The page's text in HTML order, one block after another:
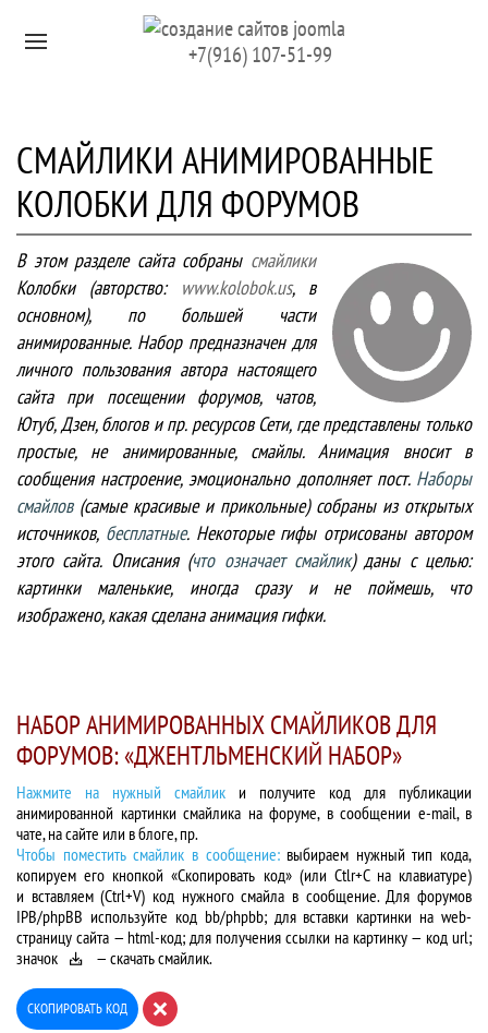
Перейти к содержимому+7(916) 107-51-99
СМАЙЛИКИ АНИМИРОВАННЫЕ
КОЛОБКИ ДЛЯ ФОРУМОВ
В этом разделе сайта собраны смайлики
Колобки (авторство: www.kolobok.us, в
основном), по большей части
анимированные. Набор предназначен для
личного пользования автора настоящего
сайта при посещении форумов, чатов,
Ютуб, Дзен, блогов и пр. ресурсов Сети, где представлены только
простые, не анимированные, смайлы. Анимация вносит в
сообщения настроение, эмоционально дополняет пост. Наборы
смайлов(самые красивые и прикольные) cобраны из открытых
источников, бесплатные. Некоторые гифы отрисованы автором
этого сайта. Описания (что означает смайлик) даны с целью:
картинки маленькие, иногда сразу и не поймешь, что
изображено, какая сделана анимация гифки.
НАБОР АНИМИРОВАННЫХ СМАЙЛИКОВ ДЛЯ
ФОРУМОВ: «ДЖЕНТЛЬМЕНСКИЙ НАБОР»
Нажмите на нужный смайлик и получите код для публикации
анимированной картинки смайлика на форуме, в сообщении e-mail, в
чате, на сайте или в блоге, пр.
Чтобы поместить смайлик в сообщение:выбираем нужный тип кода,
копируем его кнопкой «Скопировать код» (или Ctlr+C на клавиатуре)
и вставляем (Ctrl+V) код нужного смайла в сообщение. Для форумов
IPB/phpBB используйте код bb/phpbb; для вставки картинки на web-
страницу сайта — html-код; для получения ссылки на картинку — код url;
значок
— скачать смайлик.
СКОПИРОВАТЬ КОД